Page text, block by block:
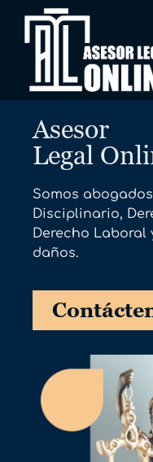
Asesor
Legal
Somos
Disciplinario,
Derecho Laboral
daños.